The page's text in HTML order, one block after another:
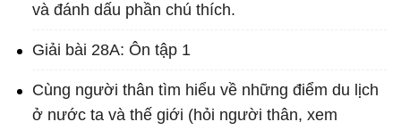
và đánh dấu phần chú thích.
Giải bài 28A: Ôn tập 1
Cùng người thân tìm hiểu về những điểm du lịch
ở nước ta và thế giới (hỏi người thân, xem